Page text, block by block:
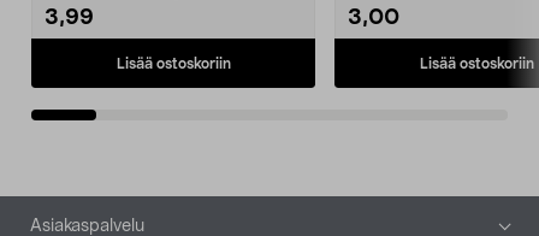
3,99
Lisää ostoskoriin
3,00
Lisää ostoskoriin
Alatunniste
Asiakaspalvelu